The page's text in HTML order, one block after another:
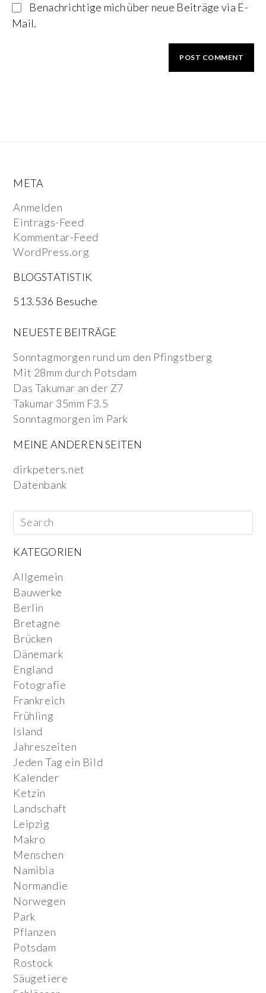
Benachrichtige mich über neue Beiträge via E-
Mail.
META
Anmelden
Eintrags-Feed
Kommentar-Feed
WordPress.org
BLOGSTATISTIK
513.536 Besuche
NEUESTE BEITRÄGE
Sonntagmorgen rund um den Pfingstberg
Mit 28mm durch Potsdam
Das Takumar an der Z7
Takumar 35mm F3.5
Sonntagmorgen im Park
MEINE ANDEREN SEITEN
dirkpeters.net
Datenbank
KATEGORIEN
Allgemein
Bauwerke
Berlin
Bretagne
Brücken
Dänemark
England
Fotografie
Frankreich
Frühling
Island
Jahreszeiten
Jeden Tag ein Bild
Kalender
Ketzin
Landschaft
Leipzig
Makro
Menschen
Namibia
Normandie
Norwegen
Park
Pflanzen
Potsdam
Rostock
Säugetiere